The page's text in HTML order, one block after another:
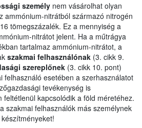
személy nem vásárolhat olyan
ammónium-nitrátból származó nitrogén
tömegszázalék. Ez a mennyiség a
nitrátot jelent. Ha a műtrágya
tartalmaz ammónium-nitrátot, a
szakmai felhasználónak (3. cikk 9.
szereplőnek (3. cikk 10. pont)
felhasználó esetében a szerhasználatot
tevékenység is
feltétlenül kapcsolódik a föld méretéhez.
szakmai felhasználók más személynek